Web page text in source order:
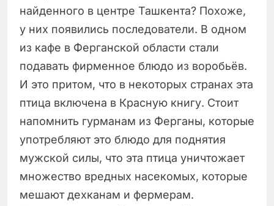
найденного в центре Ташкента? Похоже,
у них появились последователи. В одном
из кафе в Ферганской области стали
подавать фирменное блюдо из воробьёв.
И это притом, что в некоторых странах эта
птица включена в Красную книгу. Стоит
напомнить гурманам из Ферганы, которые
употребляют это блюдо для поднятия
мужской силы, что эта птица уничтожает
множество вредных насекомых, которые
мешают дехканам и фермерам.